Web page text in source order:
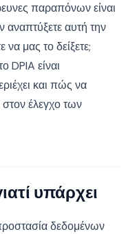
παραπόνων είναι
αναπτύξετε αυτή την
μας το δείξετε;
DPIA είναι
και πώς να
έλεγχο των
υπάρχει
δεδομένων